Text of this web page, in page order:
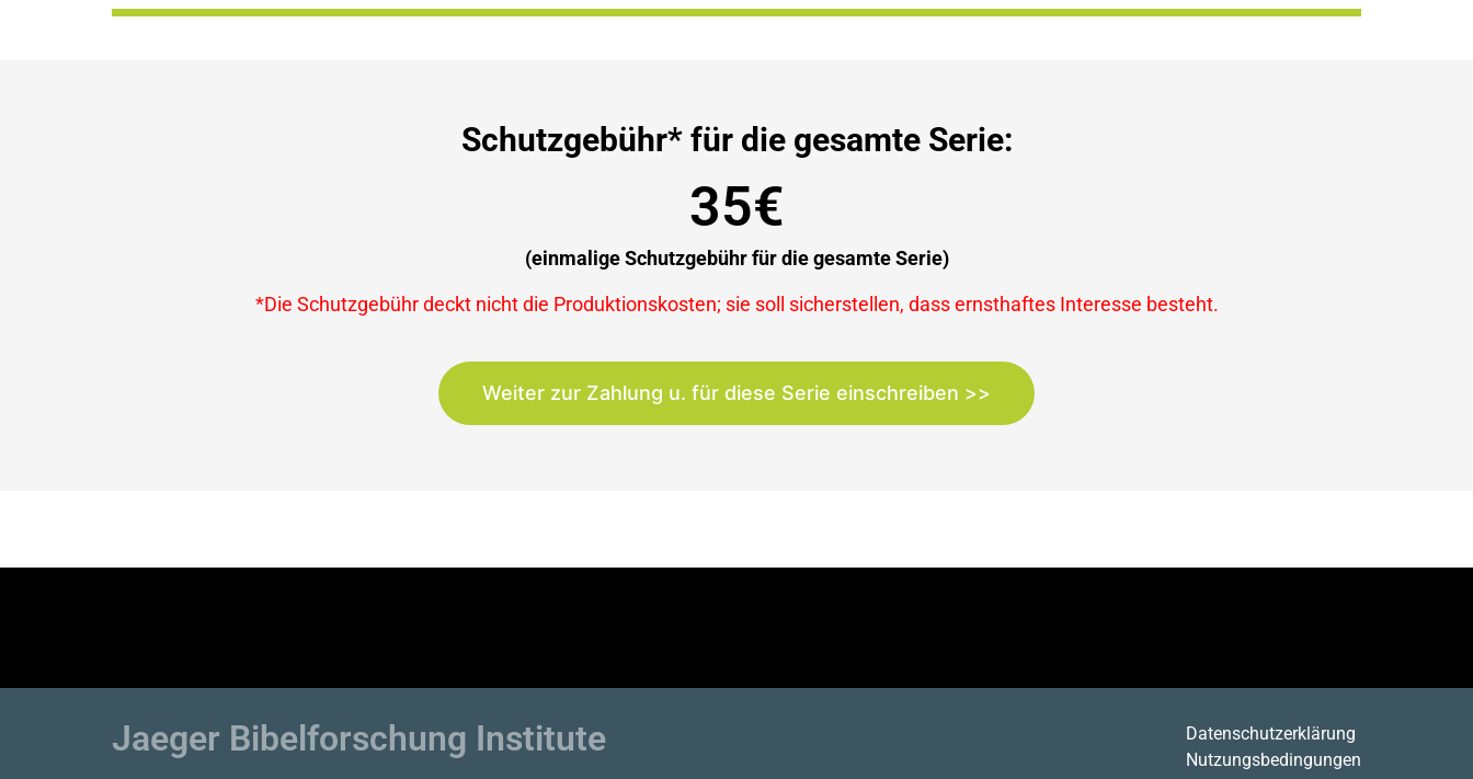
Schutzgebühr* für die gesamte Serie:
35€
(einmalige Schutzgebühr für die gesamte Serie)
*Die Schutzgebühr deckt nicht die Produktionskosten; sie soll sicherstellen, dass ernsthaftes Interesse besteht.
Weiter zur Zahlung u. für diese Serie einschreiben >>
Jaeger Bibelforschung Institute
Datenschutzerklärung
Nutzungsbedingungen